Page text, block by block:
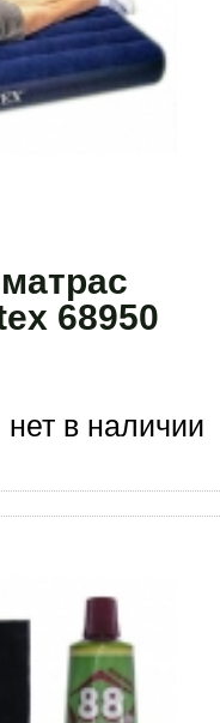
68950
нет в наличии